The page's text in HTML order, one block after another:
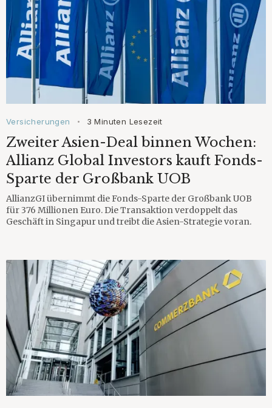
Versicherungen • 3 Minuten Lesezeit
Zweiter Asien-Deal binnen Wochen:
Allianz Global Investors kauft Fonds-
Sparte der Großbank UOB
AllianzGI übernimmt die Fonds-Sparte der Großbank UOB
für 376 Millionen Euro. Die Transaktion verdoppelt das
Geschäft in Singapur und treibt die Asien-Strategie voran.